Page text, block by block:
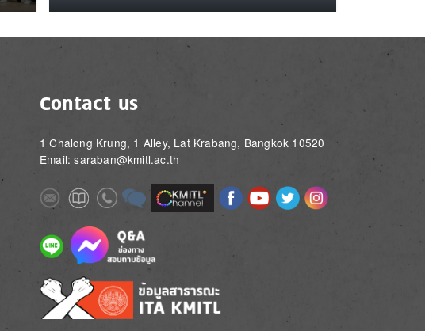
Contact us
1 Chalong Krung, 1 Alley, Lat Krabang, Bangkok 10520
Email: saraban@kmitl.ac.th
ImageImageImageImage Image ImageImageImageImage
Image Image
Image